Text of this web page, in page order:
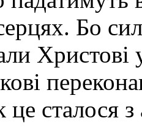
Бо
Христові
це сталося